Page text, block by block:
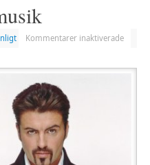
Kommentarer inaktiverade